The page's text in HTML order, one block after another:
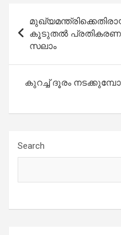
navigation
കൂടുതൽ
സലാം
കുറച്ച് ദൂരം
Search